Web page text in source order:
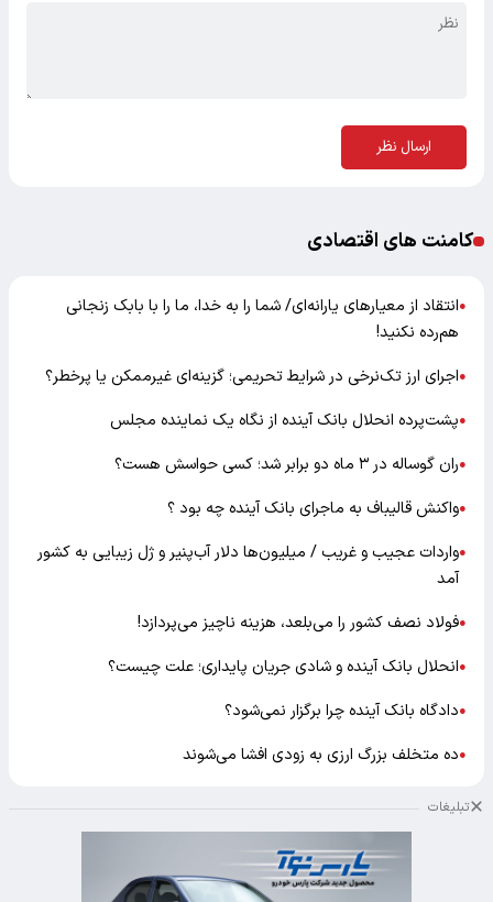
ارسال نظر
کامنت های اقتصادی
●انتقاد از معیارهای یارانه‌ای/ شما را به خدا، ما را با بابک زنجانی
هم‌رده نکنید!
●اجرای ارز تک‌نرخی در شرایط تحریمی؛ گزینه‌ای غیرممکن یا پرخطر؟
●پشت‌پرده انحلال بانک آینده از نگاه یک نماینده مجلس
●ران گوساله در ۳ ماه دو برابر شد؛ کسی حواسش هست؟
●واکنش قالیباف به ماجرای بانک آینده چه بود ؟
●واردات عجیب و غریب / میلیون‌ها دلار آب‌پنیر و ژل زیبایی به کشور
آمد
●فولاد نصف کشور را می‌بلعد، هزینه ناچیز می‌پردازد!
●انحلال بانک آینده و شادی جریان پایداری؛ علت چیست؟
●دادگاه بانک آینده چرا برگزار نمی‌شود؟
●ده متخلف بزرگ ارزی به زودی افشا می‌شوند
تبلیغات